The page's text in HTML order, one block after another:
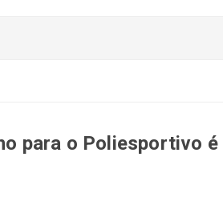
para o Poliesportivo é